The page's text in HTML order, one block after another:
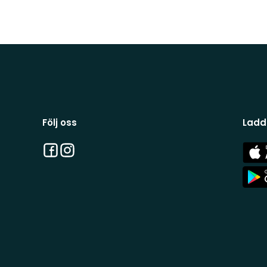
Följ oss
Facebook
Instagram
App
Store
App
Store